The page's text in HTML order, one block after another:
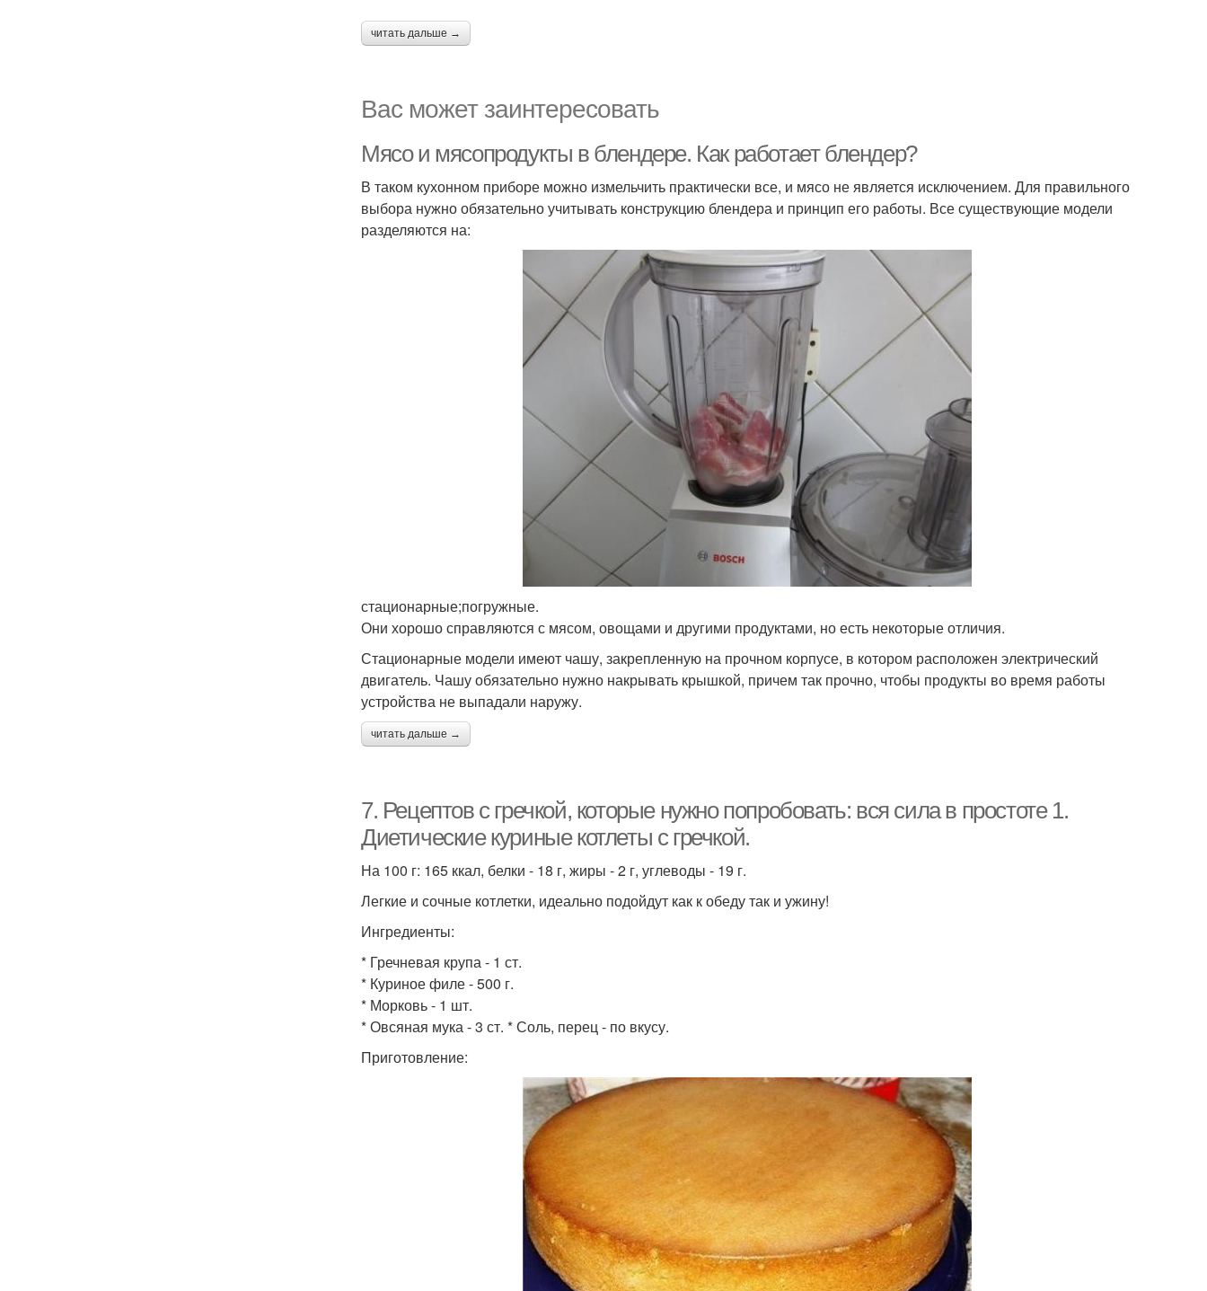
читать дальше →
Вас может заинтересовать
Мясо и мясопродукты в блендере. Как работает блендер?
В таком кухонном приборе можно измельчить практически все, и мясо не является исключением. Для правильного
выбора нужно обязательно учитывать конструкцию блендера и принцип его работы. Все существующие модели
разделяются на:
стационарные;погружные.
Они хорошо справляются с мясом, овощами и другими продуктами, но есть некоторые отличия.
Стационарные модели имеют чашу, закрепленную на прочном корпусе, в котором расположен электрический
двигатель. Чашу обязательно нужно накрывать крышкой, причем так прочно, чтобы продукты во время работы
устройства не выпадали наружу.
читать дальше →
7. Рецептов с гречкой, которые нужно попробовать: вся сила в простоте 1.
Диетические куриные котлеты с гречкой.
На 100 г: 165 ккал, белки - 18 г, жиры - 2 г, углеводы - 19 г.
Легкие и сочные котлетки, идеально подойдут как к обеду так и ужину!
Ингредиенты:
* Гречневая крупа - 1 ст.
* Куриное филе - 500 г.
* Морковь - 1 шт.
* Овсяная мука - 3 ст. * Соль, перец - по вкусу.
Приготовление: